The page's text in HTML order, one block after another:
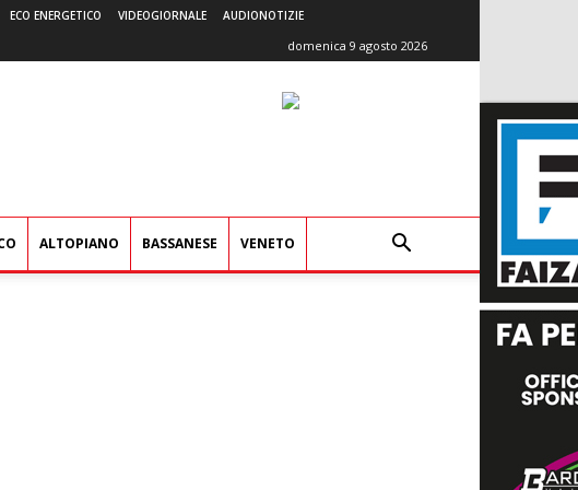
ECO ENERGETICO VIDEOGIORNALE AUDIONOTIZIE
domenica 9 agosto 2026
ALTOPIANO BASSANESE VENETO